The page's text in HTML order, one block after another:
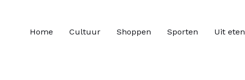
Home Cultuur Shoppen Sporten Uit eten